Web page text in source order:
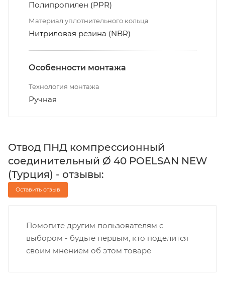
Полипропилен (PPR)
Материал уплотнительного кольца
Нитриловая резина (NBR)
Особенности монтажа
Технология монтажа
Ручная
Отвод ПНД компрессионный
соединительный Ø 40 POELSAN NEW
(Турция) - отзывы:
Оставить отзыв
Помогите другим пользователям с
выбором - будьте первым, кто поделится
своим мнением об этом товаре